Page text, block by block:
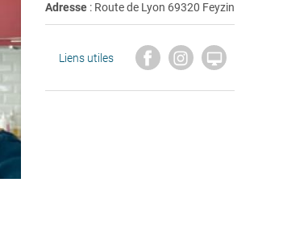
Adresse : Route de Lyon 69320 Feyzin
Liens utiles 